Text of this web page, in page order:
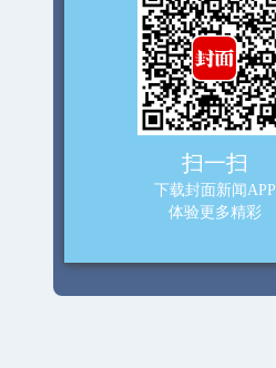
扫一扫
下载封面新闻APP
体验更多精彩